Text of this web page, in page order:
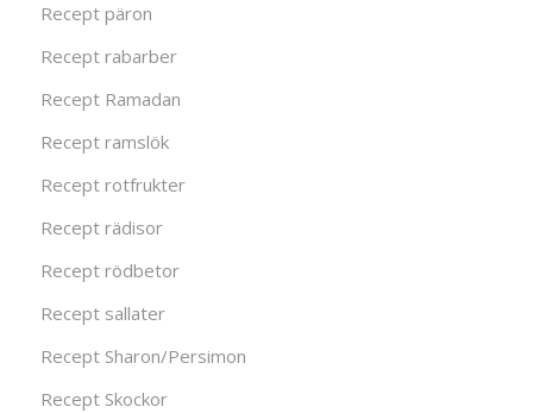
Recept päron
Recept rabarber
Recept Ramadan
Recept ramslök
Recept rotfrukter
Recept rädisor
Recept rödbetor
Recept sallater
Recept Sharon/Persimon
Recept Skockor